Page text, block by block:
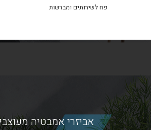
פח לשירותים ומברשות
אביזרי אמבטיה